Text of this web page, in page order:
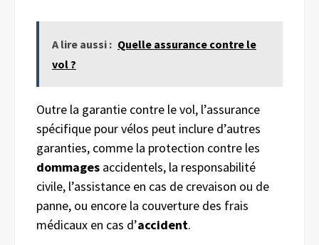
A lire aussi : Quelle assurance contre le
vol ?
Outre la garantie contre le vol, l’assurance
spécifique pour vélos peut inclure d’autres
garanties, comme la protection contre les
dommages accidentels, la responsabilité
civile, l’assistance en cas de crevaison ou de
panne, ou encore la couverture des frais
médicaux en cas d’accident.